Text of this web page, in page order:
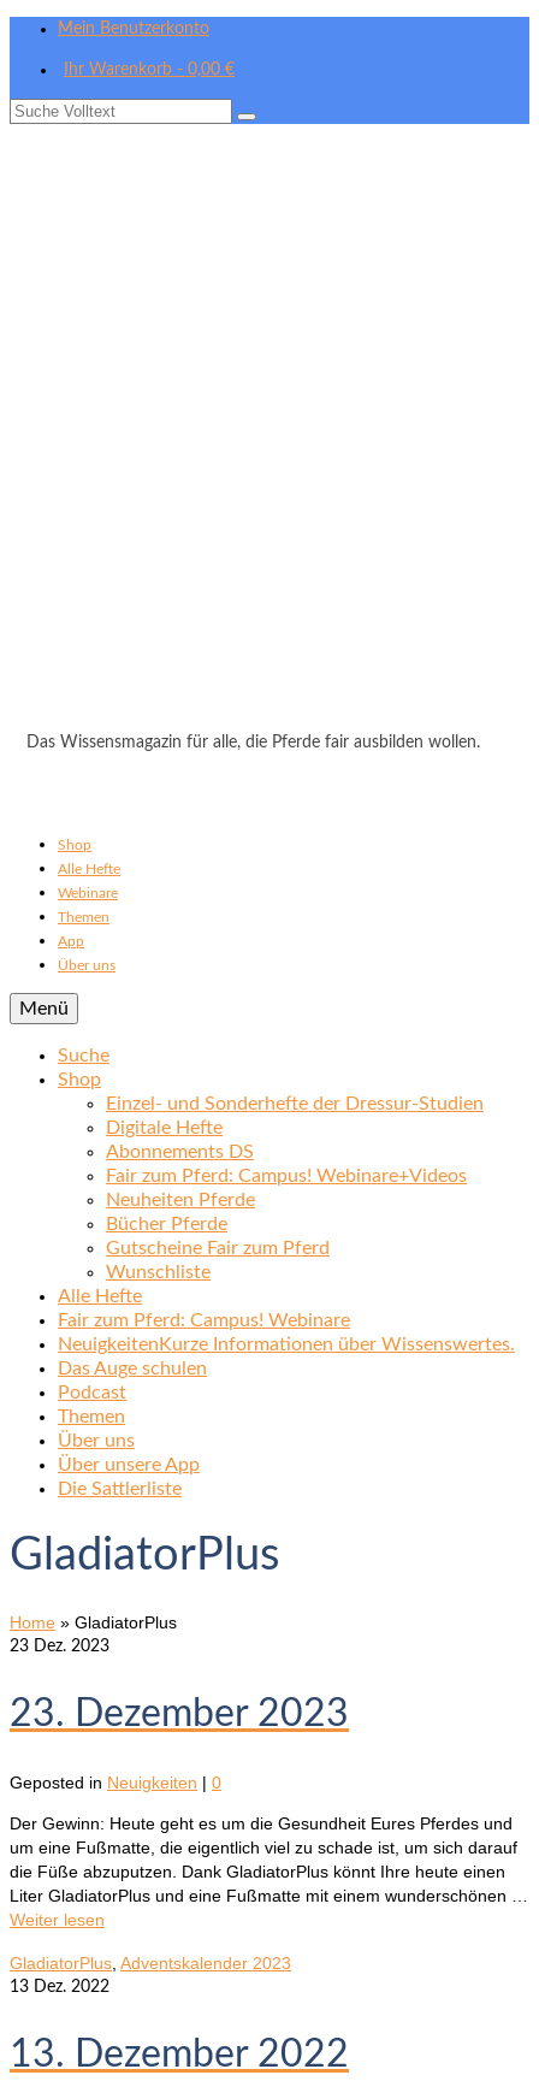
Mein Benutzerkonto
Ihr Warenkorb - 0,00 €
Suche
Das Wissensmagazin für alle, die Pferde fair ausbilden wollen.
Shop
Alle Hefte
Webinare
Themen
App
Über uns
Menü
Suche
Shop
Einzel- und Sonderhefte der Dressur-Studien
Digitale Hefte
Abonnements DS
Fair zum Pferd: Campus! Webinare+Videos
Neuheiten Pferde
Bücher Pferde
Gutscheine Fair zum Pferd
Wunschliste
Alle Hefte
Fair zum Pferd: Campus! Webinare
Neuigkeiten Kurze Informationen über Wissenswertes.
Das Auge schulen
Podcast
Themen
Über uns
Über unsere App
Die Sattlerliste
GladiatorPlus
Home » GladiatorPlus
23 Dez. 2023
23. Dezember 2023
Geposted in Neuigkeiten | 0
Der Gewinn: Heute geht es um die Gesundheit Eures Pferdes und
um eine Fußmatte, die eigentlich viel zu schade ist, um sich darauf
die Füße abzuputzen. Dank GladiatorPlus könnt Ihre heute einen
Liter GladiatorPlus und eine Fußmatte mit einem wunderschönen …
Weiter lesen
GladiatorPlus Adventskalender 2023
13 Dez. 2022
13. Dezember 2022